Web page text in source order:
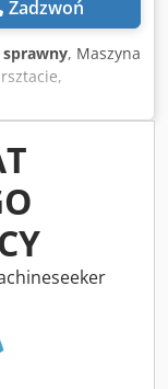
Zadzwoń
sprawny, Maszyna
nowe kliny